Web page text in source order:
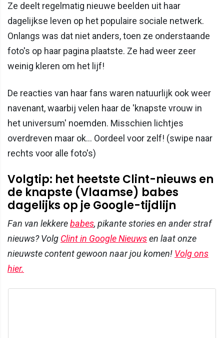
Ze deelt regelmatig nieuwe beelden uit haar
dagelijkse leven op het populaire sociale netwerk.
Onlangs was dat niet anders, toen ze onderstaande
foto's op haar pagina plaatste. Ze had weer zeer
weinig kleren om het lijf!
De reacties van haar fans waren natuurlijk ook weer
navenant, waarbij velen haar de 'knapste vrouw in
het universum' noemden. Misschien lichtjes
overdreven maar ok... Oordeel voor zelf! (swipe naar
rechts voor alle foto's)
Volgtip: het heetste Clint-nieuws en
de knapste (Vlaamse) babes
dagelijks op je Google-tijdlijn
Fan van lekkerebabes, pikante stories en ander straf
nieuws? Volg Clint in Google Nieuwsen laat onze
nieuwste content gewoon naar jou komen! Volg ons
hier.